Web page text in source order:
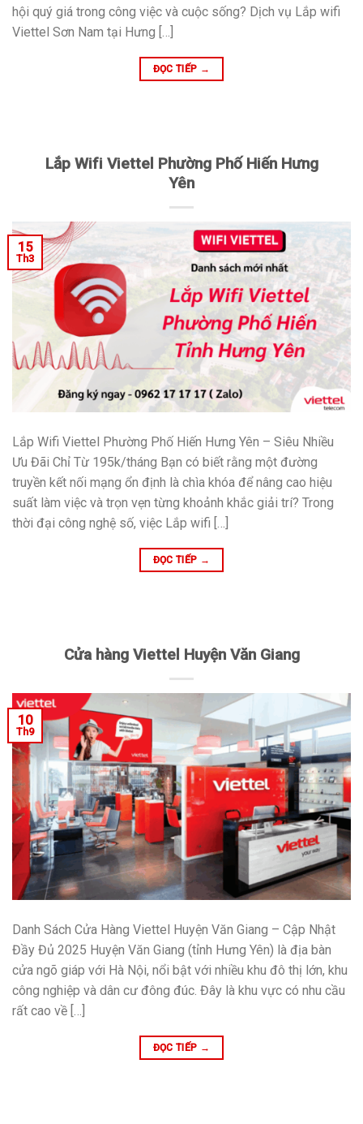
hội quý giá trong công việc và cuộc sống? Dịch vụ Lắp wifi
Viettel Sơn Nam tại Hưng […]
ĐỌC TIẾP →
Lắp Wifi Viettel Phường Phố Hiến Hưng
Yên
15
Th3
Lắp Wifi Viettel Phường Phố Hiến Hưng Yên – Siêu Nhiều
Ưu Đãi Chỉ Từ 195k/tháng Bạn có biết rằng một đường
truyền kết nối mạng ổn định là chìa khóa để nâng cao hiệu
suất làm việc và trọn vẹn từng khoảnh khắc giải trí? Trong
thời đại công nghệ số, việc Lắp wifi […]
ĐỌC TIẾP →
Cửa hàng Viettel Huyện Văn Giang
10
Th9
Danh Sách Cửa Hàng Viettel Huyện Văn Giang – Cập Nhật
Đầy Đủ 2025 Huyện Văn Giang (tỉnh Hưng Yên) là địa bàn
cửa ngõ giáp với Hà Nội, nổi bật với nhiều khu đô thị lớn, khu
công nghiệp và dân cư đông đúc. Đây là khu vực có nhu cầu
rất cao về […]
ĐỌC TIẾP →